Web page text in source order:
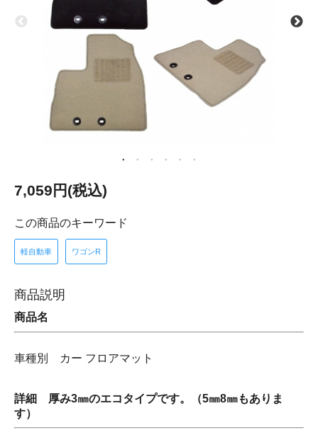
7,059円(税込)
この商品のキーワード
軽自動車 ワゴンR
商品説明
商品名
車種別 カー フロアマット
詳細 厚み3㎜のエコタイプです。（5㎜8㎜もありま
す）